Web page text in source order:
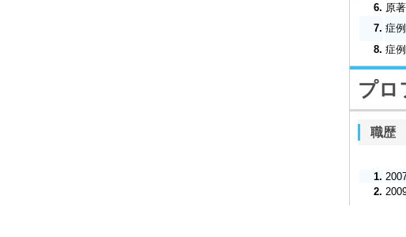
6. 原
7. 症
8. 症
プロ
職歴
1.
2.